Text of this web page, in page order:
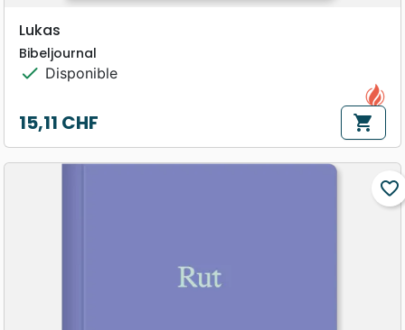
Lukas
Bibeljournal
check Disponible
Prix
15,11 CHF shopping_cart
favorite_border